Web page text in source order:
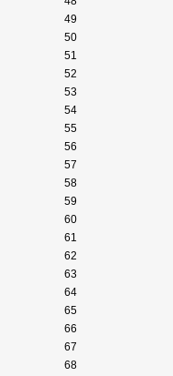
49
50
51
52
53
54
55
56
57
58
59
60
61
62
63
64
65
66
67
68